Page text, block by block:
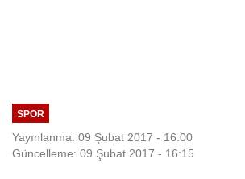
SPOR
Yayınlanma: 09 Şubat 2017 - 16:00
Güncelleme: 09 Şubat 2017 - 16:15